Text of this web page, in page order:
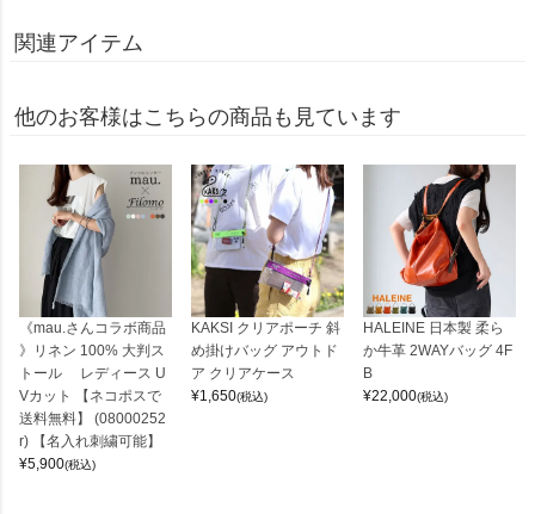
関連アイテム
他のお客様はこちらの商品も見ています
《mau.さんコラボ商品
》リネン 100% 大判ス
トール レディース U
Vカット 【ネコポスで
送料無料】 (08000252
r) 【名入れ刺繍可能】
¥5,900(税込)
KAKSI クリアポーチ 斜
め掛けバッグ アウトド
ア クリアケース
¥1,650(税込)
HALEINE 日本製 柔ら
か牛革 2WAYバッグ 4F
B
¥22,000(税込)